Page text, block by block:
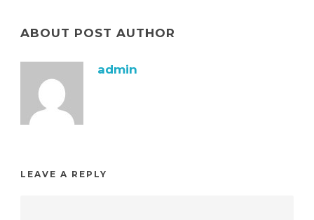
ABOUT POST AUTHOR
admin
LEAVE A REPLY